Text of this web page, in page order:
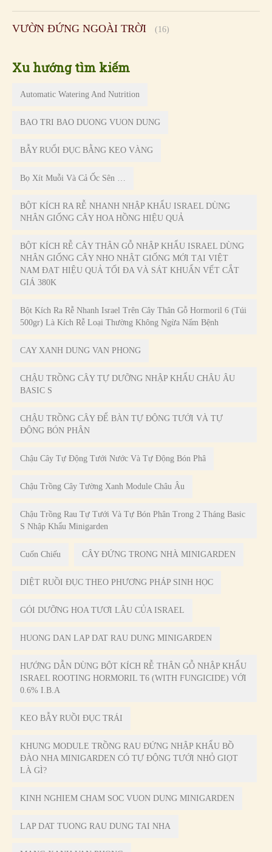
VƯỜN ĐỨNG NGOÀI TRỜI (16)
Xu hướng tìm kiếm
Automatic Watering And Nutrition
BAO TRI BAO DUONG VUON DUNG
BẪY RUỔI ĐỤC BẰNG KEO VÀNG
Bọ Xít Muỗi Và Cả Ốc Sên …
BỘT KÍCH RA RỄ NHANH NHẬP KHẨU ISRAEL DÙNG
NHÂN GIỐNG CÂY HOA HỒNG HIỆU QUẢ
BỘT KÍCH RỄ CÂY THÂN GỖ NHẬP KHẨU ISRAEL DÙNG
NHÂN GIỐNG CÂY NHO NHẬT GIỐNG MỚI TẠI VIỆT
NAM ĐẠT HIỆU QUẢ TỐI ĐA VÀ SÁT KHUẨN VẾT CẮT
GIÁ 380K
Bột Kích Ra Rễ Nhanh Israel Trên Cây Thân Gỗ Hormoril 6 (Túi
500gr) Là Kích Rễ Loại Thường Không Ngừa Nấm Bệnh
CAY XANH DUNG VAN PHONG
CHẬU TRỒNG CÂY TỰ DƯỠNG NHẬP KHẨU CHÂU ÂU
BASIC S
CHẬU TRỒNG CÂY ĐỂ BÀN TỰ ĐỘNG TƯỚI VÀ TỰ
ĐỘNG BÓN PHÂN
Chậu Cây Tự Động Tưới Nước Và Tự Động Bón Phâ
Chậu Trồng Cây Tường Xanh Module Châu Âu
Chậu Trồng Rau Tự Tưới Và Tự Bón Phân Trong 2 Tháng Basic
S Nhập Khẩu Minigarden
Cuốn Chiếu CÂY ĐỨNG TRONG NHÀ MINIGARDEN
DIỆT RUỒI ĐỤC THEO PHƯƠNG PHÁP SINH HỌC
GÓI DƯỠNG HOA TƯƠI LÂU CỦA ISRAEL
HUONG DAN LAP DAT RAU DUNG MINIGARDEN
HƯỚNG DẪN DÙNG BỘT KÍCH RỄ THÂN GỖ NHẬP KHẨU
ISRAEL ROOTING HORMORIL T6 (WITH FUNGICIDE) VỚI
0.6% I.B.A
KEO BẪY RUỒI ĐỤC TRÁI
KHUNG MODULE TRỒNG RAU ĐỨNG NHẬP KHẨU BỒ
ĐÀO NHA MINIGARDEN CÓ TỰ ĐỘNG TƯỚI NHỎ GIỌT
LÀ GÌ?
KINH NGHIEM CHAM SOC VUON DUNG MINIGARDEN
LAP DAT TUONG RAU DUNG TAI NHA